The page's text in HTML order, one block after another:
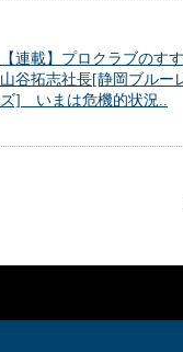
【連載】プロクラブのす
山谷拓志社長[静岡ブルー
ズ] いまは危機的状況..